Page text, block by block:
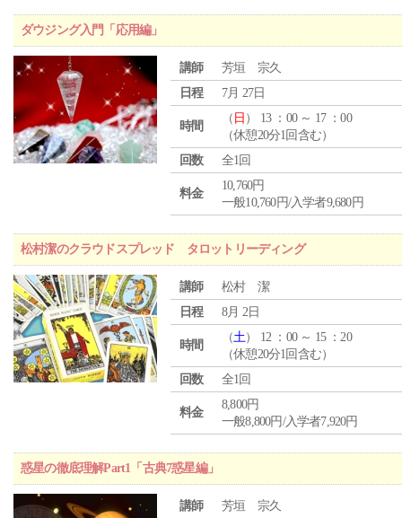
ダウジング入門「応用編」
講師
芳垣 宗久
日程
7月 27日
時間
（ 日 ） 13 ：00 ～ 17 ：00
（休憩20分1回含む）
回数
全1回
料金
10,760円
一般10,760円/入学者9,680円
松村潔のクラウドスプレッド タロットリーディング
講師
松村 潔
日程
8月 2日
時間
（土） 12 ：00 ～ 15 ：20
（休憩20分1回含む）
回数
全1回
料金
8,800円
一般8,800円/入学者7,920円
惑星の徹底理解Part1「古典7惑星編」
講師 芳垣 宗久